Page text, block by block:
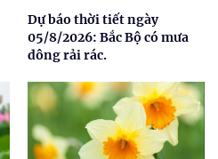
Dự báo thời tiết ngày
05/8/2026: Bắc Bộ có mưa
dông rải rác.